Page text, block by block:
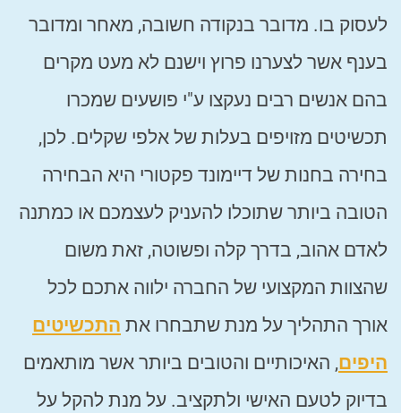
לעסוק בו. מדובר בנקודה חשובה, מאחר ומדובר
בענף אשר לצערנו פרוץ וישנם לא מעט מקרים
בהם אנשים רבים נעקצו ע"י פושעים שמכרו
תכשיטים מזויפים בעלות של אלפי שקלים. לכן,
בחירה בחנות של דיימונד פקטורי היא הבחירה
הטובה ביותר שתוכלו להעניק לעצמכם או כמתנה
לאדם אהוב, בדרך קלה ופשוטה, זאת משום
שהצוות המקצועי של החברה ילווה אתכם לכל
אורך התהליך על מנת שתבחרו את התכשיטים
היפים, האיכותיים והטובים ביותר אשר מותאמים
בדיוק לטעם האישי ולתקציב. על מנת להקל על